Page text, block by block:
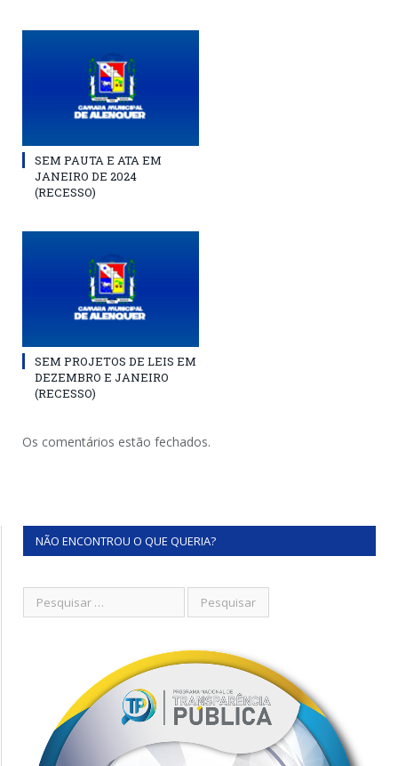
SEM PAUTA E ATA EM
JANEIRO DE 2024
(RECESSO)
SEM PROJETOS DE LEIS EM
DEZEMBRO E JANEIRO
(RECESSO)
Os comentários estão fechados.
NÃO ENCONTROU O QUE QUERIA?